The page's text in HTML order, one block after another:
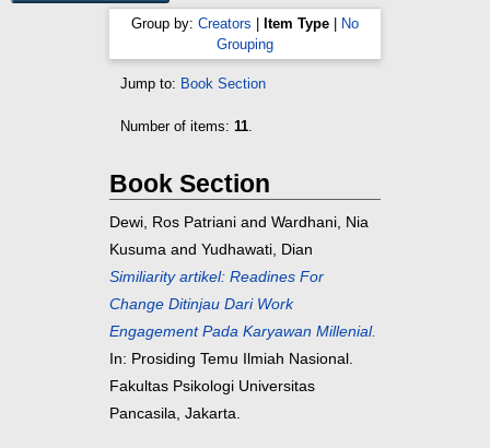
Group by: Creators Item Type
No
Grouping
Jump to: Book Section
Number of items: 11.
Book Section
Dewi, Ros Patriani and Wardhani, Nia
Kusuma and Yudhawati, Dian
Similiarity artikel: Readines For
Change Ditinjau Dari Work
Engagement Pada Karyawan Millenial.
In: Prosiding Temu Ilmiah Nasional.
Fakultas Psikologi Universitas
Pancasila, Jakarta.